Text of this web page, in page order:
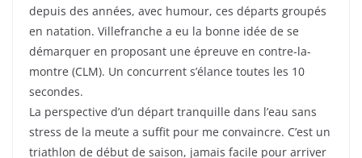
depuis des années, avec humour, ces départs groupés
en natation. Villefranche a eu la bonne idée de se
démarquer en proposant une épreuve en contre-la-
montre (CLM). Un concurrent s’élance toutes les 10
secondes.
La perspective d’un départ tranquille dans l’eau sans
stress de la meute a suffit pour me convaincre. C’est un
triathlon de début de saison, jamais facile pour arriver